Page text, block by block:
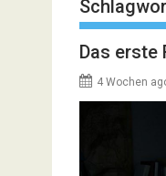
Das erste
4 Wochen